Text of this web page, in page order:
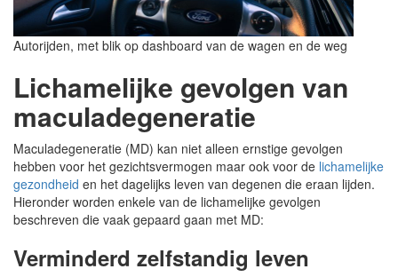
Autorijden, met blik op dashboard van de wagen en de weg
Lichamelijke gevolgen van
maculadegeneratie
Maculadegeneratie (MD) kan niet alleen ernstige gevolgen
hebben voor het gezichtsvermogen maar ook voor de lichamelijke
gezondheid en het dagelijks leven van degenen die eraan lijden.
Hieronder worden enkele van de lichamelijke gevolgen
beschreven die vaak gepaard gaan met MD:
Verminderd zelfstandig leven